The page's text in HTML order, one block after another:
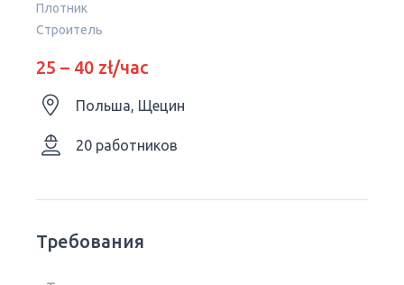
Плотник
Строитель
25 – 40 zł/час
Польша, Щецин
20 работников
Требования